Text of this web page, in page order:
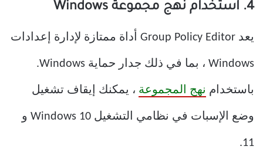
4. استخدام نهج مجموعة Windows
يعد Group Policy Editor أداة ممتازة لإدارة إعدادات
Windows ، بما في ذلك جدار حماية Windows.
باستخدام نهج المجموعة ، يمكنك إيقاف تشغيل
وضع الإسبات في نظامي التشغيل Windows 10 و
11.